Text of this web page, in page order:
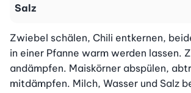
Salz
Zwiebel schälen, Chili entkernen,
in einer Pfanne warm werden lassen.
andämpfen. Maiskörner abspülen,
mitdämpfen. Milch, Wasser und Salz